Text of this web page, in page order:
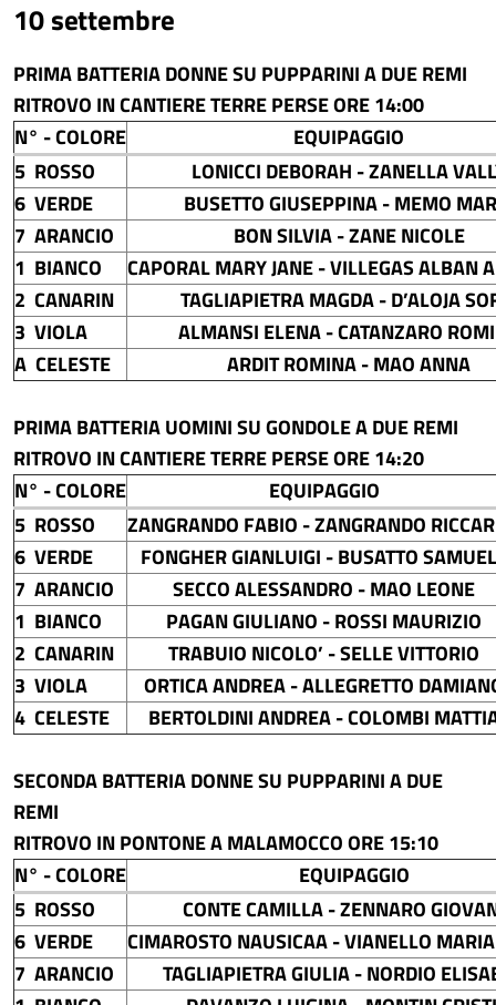
10 settembre
PRIMA BATTERIA DONNE SU PUPPARINI A DUE REMI
RITROVO IN CANTIERE TERRE PERSE ORE 14:00
N° - COLORE
EQUIPAGGIO
5 ROSSO
LONICCI DEBORAH - ZANELLA
6 VERDE
BUSETTO GIUSEPPINA - MEMO
7 ARANCIO
BON SILVIA - ZANE NICOLE
1 BIANCO
CAPORAL MARY JANE - VILLEGAS ALBAN
2 CANARIN
TAGLIAPIETRA MAGDA - D’ALOJA
3 VIOLA
ALMANSI ELENA - CATANZARO
A CELESTE
ARDIT ROMINA - MAO ANNA
PRIMA BATTERIA UOMINI SU GONDOLE A DUE REMI
RITROVO IN CANTIERE TERRE PERSE ORE 14:20
N° - COLORE
EQUIPAGGIO
5 ROSSO
ZANGRANDO FABIO - ZANGRANDO
6 VERDE
FONGHER GIANLUIGI - BUSATTO
7 ARANCIO
SECCO ALESSANDRO - MAO LEONE
1 BIANCO
PAGAN GIULIANO - ROSSI MAURIZIO
2 CANARIN
TRABUIO NICOLO’ - SELLE VITTORIO
3 VIOLA
ORTICA ANDREA - ALLEGRETTO
4 CELESTE
BERTOLDINI ANDREA - COLOMBI
SECONDA BATTERIA DONNE SU PUPPARINI A DUE
REMI
RITROVO IN PONTONE A MALAMOCCO ORE 15:10
N° - COLORE
EQUIPAGGIO
5 ROSSO
CONTE CAMILLA - ZENNARO
6 VERDE
CIMAROSTO NAUSICAA - VIANELLO
7 ARANCIO
TAGLIAPIETRA GIULIA - NORDIO